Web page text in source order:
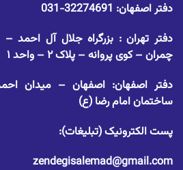
دفتر اصفهان: 32274691-031
دفتر تهران : بزرگراه جلال آل احمد –
چمران – کوی پروانه – پلاک ۲ – واحد ۱
دفتر اصفهان: اصفهان – میدان
ساختمان امام رضا (ع)
پست الکترونیک (تبلیغات):
zendegisalemad@gmail.com